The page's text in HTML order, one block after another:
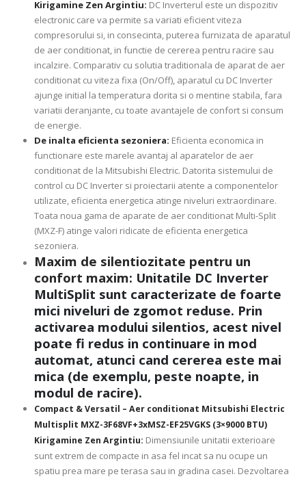
Kirigamine Zen Argintiu: DC Inverterul este un dispozitiv
electronic care va permite sa variati eficient viteza
compresorului si, in consecinta, puterea furnizata de aparatul
de aer conditionat, in functie de cererea pentru racire sau
incalzire. Comparativ cu solutia traditionala de aparat de aer
conditionat cu viteza fixa (On/Off), aparatul cu DC Inverter
ajunge initial la temperatura dorita si o mentine stabila, fara
variatii deranjante, cu toate avantajele de confort si consum
de energie.
De inalta eficienta sezoniera: Eficienta economica in
functionare este marele avantaj al aparatelor de aer
conditionat de la Mitsubishi Electric. Datorita sistemului de
control cu DC Inverter si proiectarii atente a componentelor
utilizate, eficienta energetica atinge niveluri extraordinare.
Toata noua gama de aparate de aer conditionat Multi-Split
(MXZ-F) atinge valori ridicate de eficienta energetica
sezoniera.
Maxim de silentiozitate pentru un
confort maxim: Unitatile DC Inverter
MultiSplit sunt caracterizate de foarte
mici niveluri de zgomot reduse. Prin
activarea modului silentios, acest nivel
poate fi redus in continuare in mod
automat, atunci cand cererea este mai
mica (de exemplu, peste noapte, in
modul de racire).
Compact & Versatil – Aer conditionat Mitsubishi Electric
Multisplit MXZ-3F68VF+3xMSZ-EF25VGKS (3×9000 BTU)
Kirigamine Zen Argintiu: Dimensiunile unitatii exterioare
sunt extrem de compacte in asa fel incat sa nu ocupe un
spatiu prea mare pe terasa sau in gradina casei. Dezvoltarea